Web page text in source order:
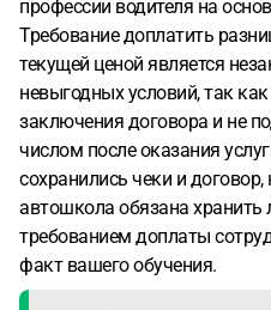
профессии водителя на
Требование доплатить
текущей ценой является
невыгодных условий, так
заключения договора и не
числом после оказания
сохранились чеки и
автошкола обязана хранить
требованием доплаты
факт вашего обучения.